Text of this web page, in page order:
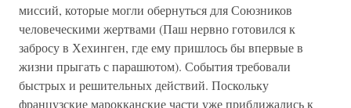
миссий, которые могли обернуться для Союзников
человеческими жертвами (Паш нервно готовился к
забросу в Хехинген, где ему пришлось бы впервые в
жизни прыгать с парашютом). События требовали
быстрых и решительных действий. Поскольку
французские марокканские части уже приближались к